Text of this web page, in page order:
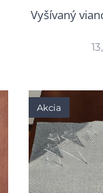
Vyšívaný
Akcia